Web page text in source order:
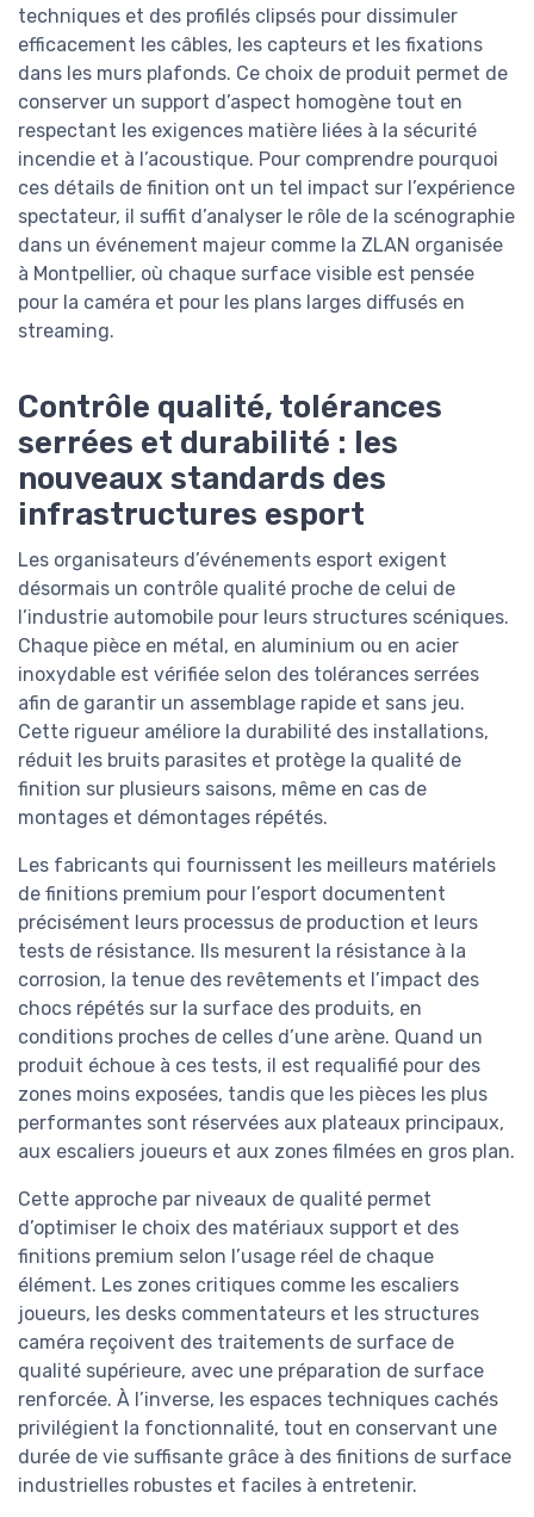
techniques et des profilés clipsés pour dissimuler
efficacement les câbles, les capteurs et les fixations
dans les murs plafonds. Ce choix de produit permet de
conserver un support d’aspect homogène tout en
respectant les exigences matière liées à la sécurité
incendie et à l’acoustique. Pour comprendre pourquoi
ces détails de finition ont un tel impact sur l’expérience
spectateur, il suffit d’analyser le rôle de la scénographie
dans un événement majeur comme la ZLAN organisée
à Montpellier, où chaque surface visible est pensée
pour la caméra et pour les plans larges diffusés en
streaming.
Contrôle qualité, tolérances
serrées et durabilité : les
nouveaux standards des
infrastructures esport
Les organisateurs d’événements esport exigent
désormais un contrôle qualité proche de celui de
l’industrie automobile pour leurs structures scéniques.
Chaque pièce en métal, en aluminium ou en acier
inoxydable est vérifiée selon des tolérances serrées
afin de garantir un assemblage rapide et sans jeu.
Cette rigueur améliore la durabilité des installations,
réduit les bruits parasites et protège la qualité de
finition sur plusieurs saisons, même en cas de
montages et démontages répétés.
Les fabricants qui fournissent les meilleurs matériels
de finitions premium pour l’esport documentent
précisément leurs processus de production et leurs
tests de résistance. Ils mesurent la résistance à la
corrosion, la tenue des revêtements et l’impact des
chocs répétés sur la surface des produits, en
conditions proches de celles d’une arène. Quand un
produit échoue à ces tests, il est requalifié pour des
zones moins exposées, tandis que les pièces les plus
performantes sont réservées aux plateaux principaux,
aux escaliers joueurs et aux zones filmées en gros plan.
Cette approche par niveaux de qualité permet
d’optimiser le choix des matériaux support et des
finitions premium selon l’usage réel de chaque
élément. Les zones critiques comme les escaliers
joueurs, les desks commentateurs et les structures
caméra reçoivent des traitements de surface de
qualité supérieure, avec une préparation de surface
renforcée. À l’inverse, les espaces techniques cachés
privilégient la fonctionnalité, tout en conservant une
durée de vie suffisante grâce à des finitions de surface
industrielles robustes et faciles à entretenir.